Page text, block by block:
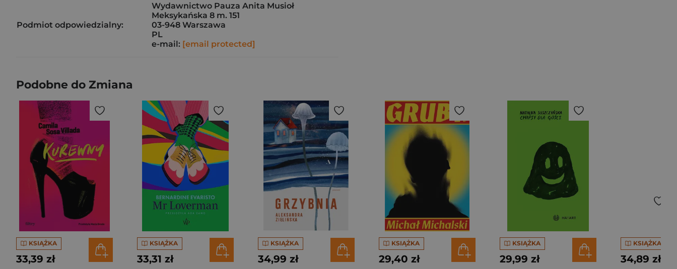
Podmiot odpowiedzialny:
Wydawnictwo Pauza Anita Musioł
Meksykańska 8 m. 151
03-948 Warszawa
PL
e-mail: [email protected]
Podobne do Zmiana
KSIĄŻKA
33,39 zł
KSIĄŻKA
33,31 zł
KSIĄŻKA
34,99 zł
KSIĄŻKA
29,40 zł
KSIĄŻKA
29,99 zł
KSIĄŻKA
34,89 zł